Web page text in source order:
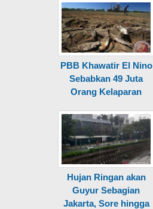
PBB Khawatir El Nino
Sebabkan 49 Juta
Orang Kelaparan
Hujan Ringan akan
Guyur Sebagian
Jakarta, Sore hingga